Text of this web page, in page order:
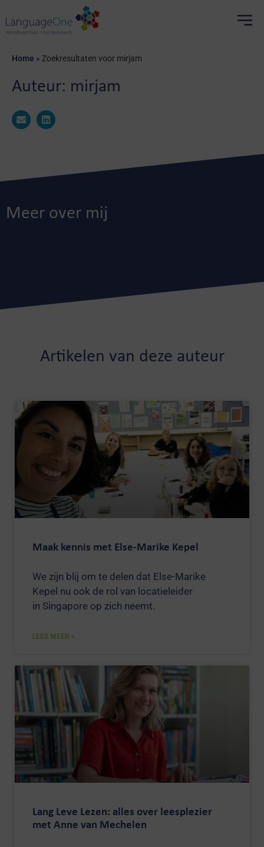
Home » Zoekresultaten voor mirjam
Auteur: mirjam
Meer over mij
Artikelen van deze auteur
Maak kennis met Else-Marike Kepel
We zijn blij om te delen dat Else-Marike
Kepel nu ook de rol van locatieleider
in Singapore op zich neemt.
LEES MEER >
Lang Leve Lezen: alles over leesplezier
met Anne van Mechelen